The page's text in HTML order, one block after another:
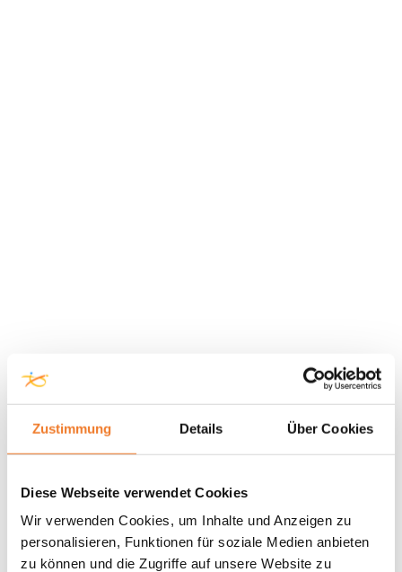
Zustimmung Details Über Cookies
Diese Webseite verwendet Cookies
Wir verwenden Cookies, um Inhalte und Anzeigen zu
personalisieren, Funktionen für soziale Medien anbieten
zu können und die Zugriffe auf unsere Website zu